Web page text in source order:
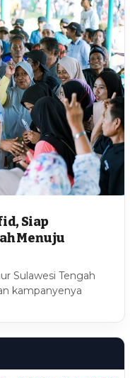
Siap
Menuju
Sulawesi Tengah
kampanyenya